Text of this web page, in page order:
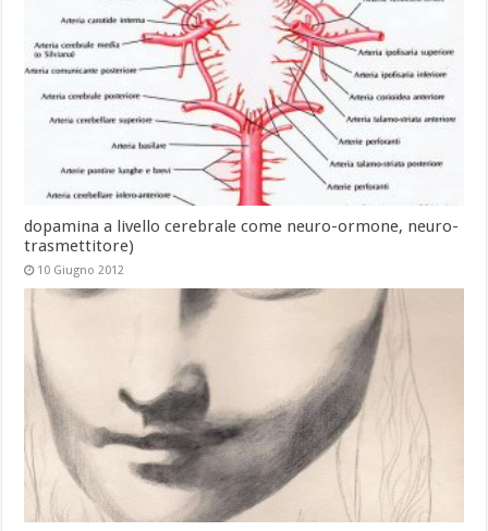
dopamina a livello cerebrale come neuro-ormone, neuro-
trasmettitore)
10 Giugno 2012